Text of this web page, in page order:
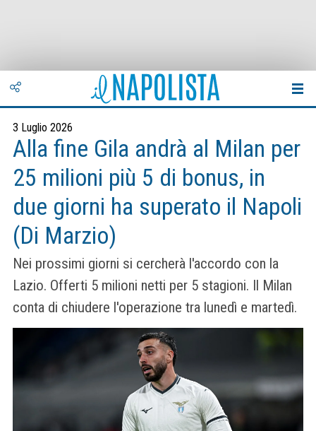
3 Luglio 2026
Alla fine Gila andrà al Milan per
25 milioni più 5 di bonus, in
due giorni ha superato il Napoli
(Di Marzio)
Nei prossimi giorni si cercherà l'accordo con la
Lazio. Offerti 5 milioni netti per 5 stagioni. Il Milan
conta di chiudere l'operazione tra lunedì e martedì.